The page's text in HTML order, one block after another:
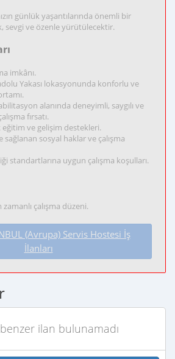
günlük yaşantılarında önemli bir
sevgi ve özenle yürütülecektir.
imkânı.
Yakası lokasyonunda konforlu ve
alanında deneyimli, saygılı ve
fırsatı.
eğitim ve gelişim destekleri.
sosyal haklar ve çalışma
standartlarına uygun çalışma koşulları.
çalışma düzeni.
(Avrupa) Servis Hostesi İş
İlanları
ilan bulunamadı